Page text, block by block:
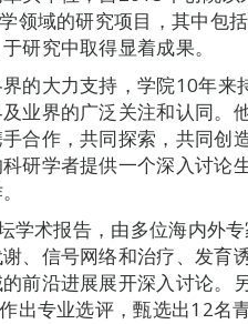
领域的研究项目，其中包
研究中取得显着成果。
的大力支持，学院10年来
业界的广泛关注和认同。
合作，共同探索，共同创
研学者提供一个深入讨论
学术报告，由多位海内外
、信号网络和治疗、发育
前沿进展展开深入讨论。
出专业选评，甄选出12名